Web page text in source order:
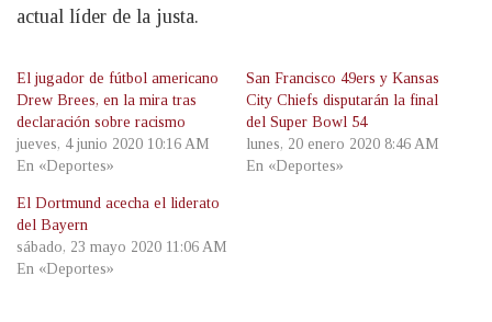
actual líder de la justa.
El jugador de fútbol americano
Drew Brees, en la mira tras
declaración sobre racismo
jueves, 4 junio 2020 10:16 AM
En «Deportes»
San Francisco 49ers y Kansas
City Chiefs disputarán la final
del Super Bowl 54
lunes, 20 enero 2020 8:46 AM
En «Deportes»
El Dortmund acecha el liderato
del Bayern
sábado, 23 mayo 2020 11:06 AM
En «Deportes»